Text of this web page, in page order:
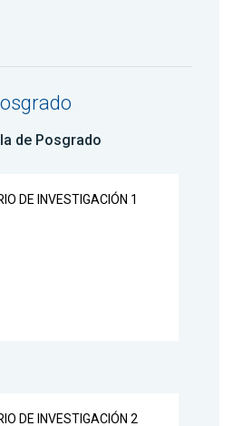
de Posgrado
DE INVESTIGACIÓN 1
DE INVESTIGACIÓN 2